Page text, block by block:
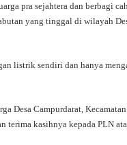
pra sejahtera dan berbagi
yang tinggal di wilayah
listrik sendiri dan hanya
Desa Campurdarat,
terima kasihnya kepada PLN